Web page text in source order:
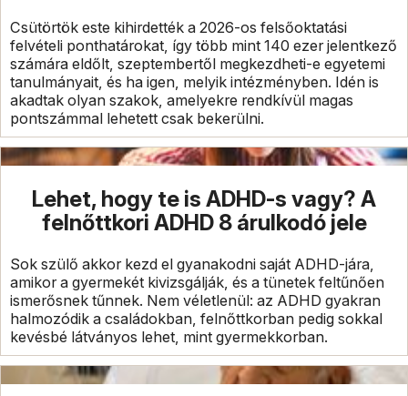
Csütörtök este kihirdették a 2026-os felsőoktatási
felvételi ponthatárokat, így több mint 140 ezer jelentkező
számára eldőlt, szeptembertől megkezdheti-e egyetemi
tanulmányait, és ha igen, melyik intézményben. Idén is
akadtak olyan szakok, amelyekre rendkívül magas
pontszámmal lehetett csak bekerülni.
Lehet, hogy te is ADHD-s vagy? A
felnőttkori ADHD 8 árulkodó jele
Sok szülő akkor kezd el gyanakodni saját ADHD-jára,
amikor a gyermekét kivizsgálják, és a tünetek feltűnően
ismerősnek tűnnek. Nem véletlenül: az ADHD gyakran
halmozódik a családokban, felnőttkorban pedig sokkal
kevésbé látványos lehet, mint gyermekkorban.